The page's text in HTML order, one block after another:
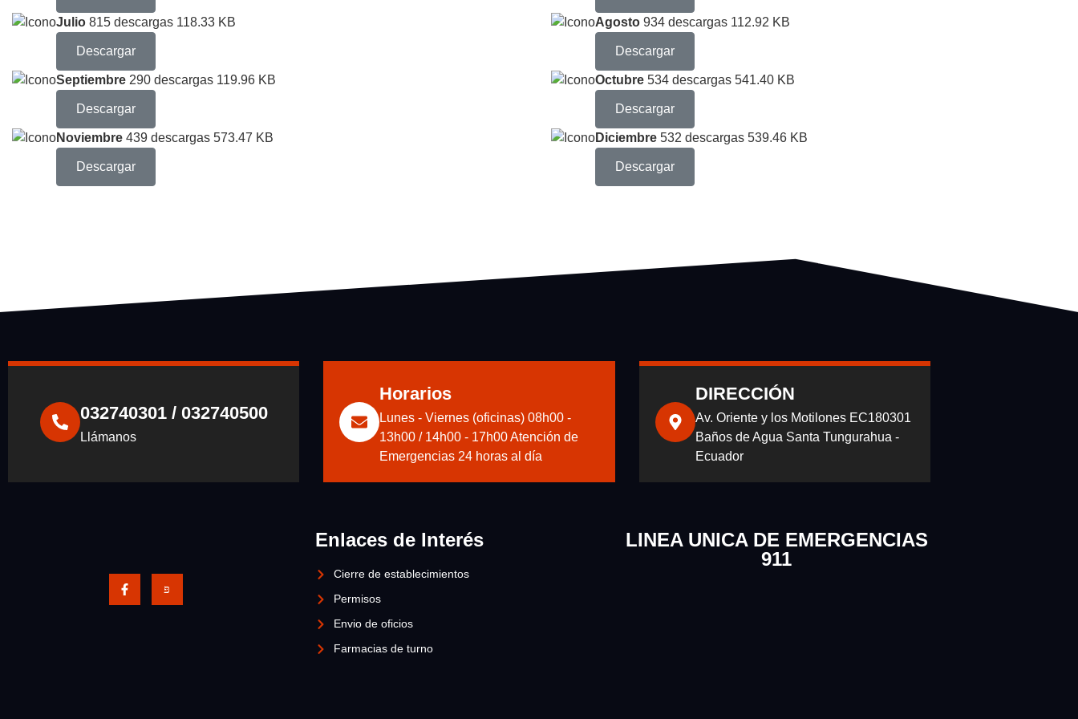
Julio 815 descargas 118.33 KB
Descargar
Agosto 934 descargas 112.92 KB
Descargar
Septiembre 290 descargas 119.96 KB
Descargar
Octubre 534 descargas 541.40 KB
Descargar
Noviembre 439 descargas 573.47 KB
Descargar
Diciembre 532 descargas 539.46 KB
Descargar
032740301 / 032740500
Llámanos
Horarios
Lunes - Viernes (oficinas) 08h00 -
13h00 / 14h00 - 17h00 Atención de
Emergencias 24 horas al día
DIRECCIÓN
Av. Oriente y los Motilones EC180301
Baños de Agua Santa Tungurahua -
Ecuador
Enlaces de Interés
Cierre de establecimientos
Permisos
Envio de oficios
Farmacias de turno
LINEA UNICA DE EMERGENCIAS
911